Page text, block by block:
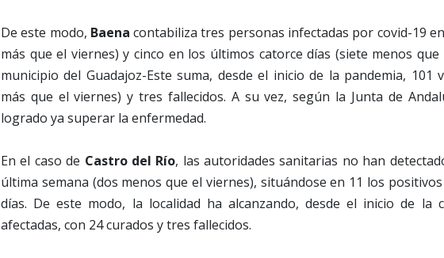
De este modo, Baena contabiliza tres personas infectadas por covid-19
más que el viernes) y cinco en los últimos catorce días (siete menos
municipio del Guadajoz-Este suma, desde el inicio de la pandemia, 101
más que el viernes) y tres fallecidos. A su vez, según la Junta de
logrado ya superar la enfermedad.
En el caso de Castro del Río, las autoridades sanitarias no han
última semana (dos menos que el viernes), situándose en 11 los
días. De este modo, la localidad ha alcanzando, desde el inicio de la
afectadas, con 24 curados y tres fallecidos.